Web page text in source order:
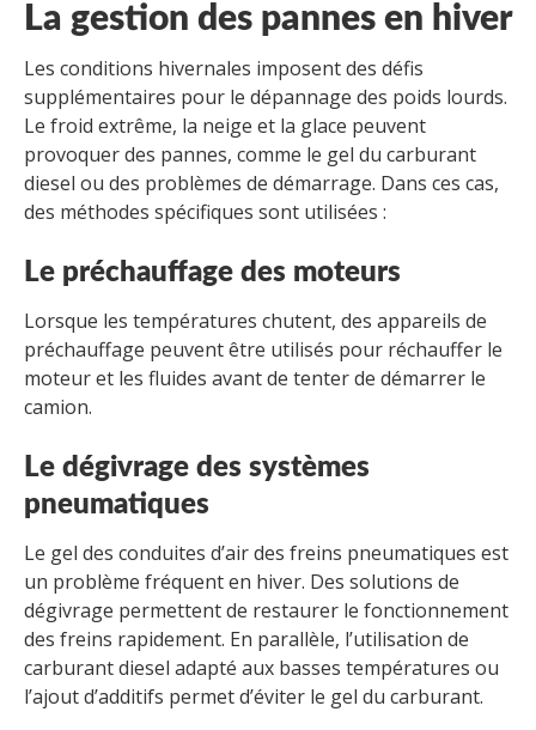
La gestion des pannes en hiver
Les conditions hivernales imposent des défis
supplémentaires pour le dépannage des poids lourds.
Le froid extrême, la neige et la glace peuvent
provoquer des pannes, comme le gel du carburant
diesel ou des problèmes de démarrage. Dans ces cas,
des méthodes spécifiques sont utilisées :
Le préchauffage des moteurs
Lorsque les températures chutent, des appareils de
préchauffage peuvent être utilisés pour réchauffer le
moteur et les fluides avant de tenter de démarrer le
camion.
Le dégivrage des systèmes
pneumatiques
Le gel des conduites d’air des freins pneumatiques est
un problème fréquent en hiver. Des solutions de
dégivrage permettent de restaurer le fonctionnement
des freins rapidement. En parallèle, l’utilisation de
carburant diesel adapté aux basses températures ou
l’ajout d’additifs permet d’éviter le gel du carburant.